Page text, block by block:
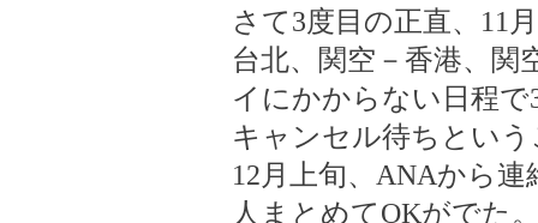
さて3度目の正直、11
台北、関空－香港、
イにかからない日程
キャンセル待ちとい
12月上旬、ANAから
人まとめてOKがでた